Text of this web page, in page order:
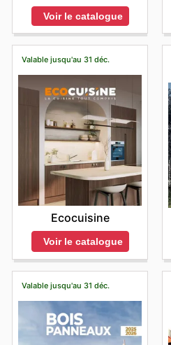
Voir le catalogue
Valable jusqu'au 31 déc.
Ecocuisine
Voir le catalogue
Valable jusqu'au 31 déc.